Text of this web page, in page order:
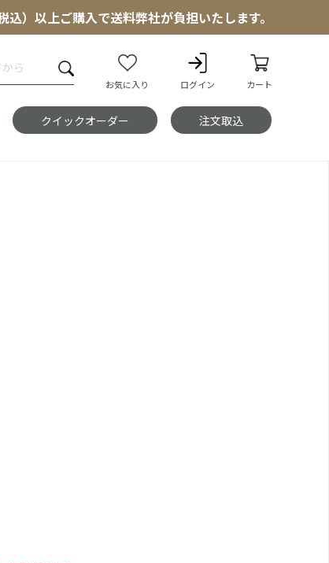
）以上ご購入で送料弊社が負担いたします。
お気に入り ログイン カート
クイックオーダー 注文取込